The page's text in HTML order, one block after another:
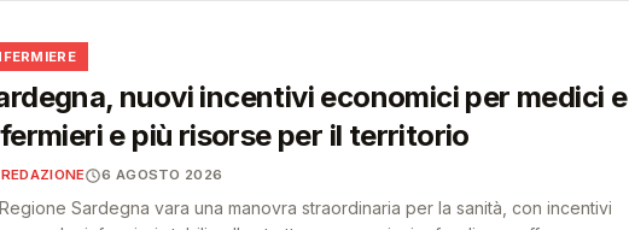
nuovi incentivi economici per medici e
e più risorse per il territorio
REDAZIONE 6 AGOSTO 2026
Sardegna vara una manovra straordinaria per la sanità, con incentivi